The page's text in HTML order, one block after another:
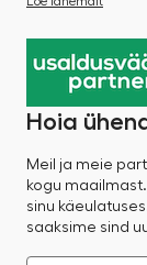
Hoia
Meil ja meie
kogu
sinu
saaksime sind